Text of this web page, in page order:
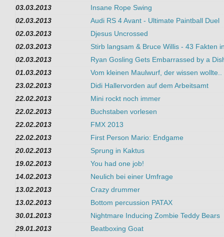
03.03.2013
Insane Rope Swing
02.03.2013
Audi RS 4 Avant - Ultimate Paintball Duel
02.03.2013
Djesus Uncrossed
02.03.2013
Stirb langsam & Bruce Willis - 43 Fakten
02.03.2013
Ryan Gosling Gets Embarrassed by a
01.03.2013
Vom kleinen Maulwurf, der wissen wollte..
23.02.2013
Didi Hallervorden auf dem Arbeitsamt
22.02.2013
Mini rockt noch immer
22.02.2013
Buchstaben vorlesen
22.02.2013
FMX 2013
22.02.2013
First Person Mario: Endgame
20.02.2013
Sprung in Kaktus
19.02.2013
You had one job!
14.02.2013
Neulich bei einer Umfrage
13.02.2013
Crazy drummer
13.02.2013
Bottom percussion PATAX
30.01.2013
Nightmare Inducing Zombie Teddy Bears
29.01.2013
Beatboxing Goat